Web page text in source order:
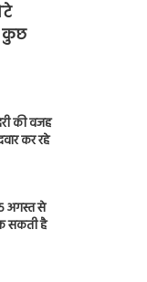
कुछ
की वजह
कर रहे
अगस्त से
सकती है